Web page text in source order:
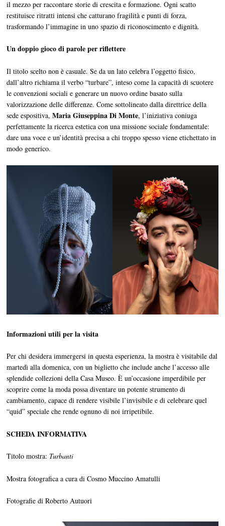
il mezzo per raccontare storie di crescita e formazione. Ogni scatto
restituisce ritratti intensi che catturano fragilità e punti di forza,
trasformando l’immagine in uno spazio di riconoscimento e dignità.
Un doppio gioco di parole per riflettere
Il titolo scelto non è casuale. Se da un lato celebra l’oggetto fisico,
dall’altro richiama il verbo “turbare”, inteso come la capacità di scuotere
le convenzioni sociali e generare un nuovo ordine basato sulla
valorizzazione delle differenze. Come sottolineato dalla direttrice della
sede espositiva,Maria Giuseppina Di Monte, l’iniziativa coniuga
perfettamente la ricerca estetica con una missione sociale fondamentale:
dare una voce e un’identità precisa a chi troppo spesso viene etichettato in
modo generico.
Informazioni utili per la visita
Per chi desidera immergersi in questa esperienza, la mostra è visitabile dal
martedì alla domenica, con un biglietto che include anche l’accesso alle
splendide collezioni della Casa Museo. È un’occasione imperdibile per
scoprire come la moda possa diventare un potente strumento di
cambiamento, capace di rendere visibile l’invisibile e di celebrare quel
“quid” speciale che rende ognuno di noi irripetibile.
SCHEDA INFORMATIVA
Titolo mostra: Turbanti
Mostra fotografica a cura di Cosmo Muccino Amatulli
Fotografie di Roberto Autuori